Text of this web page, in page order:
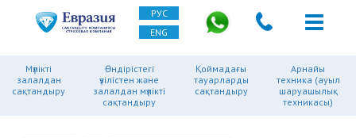
РУС
ENG
Мүлікті
залалдан
сақтандыру
Өндірістегі
үзілістен және
залалдан мүлікті
сақтандыру
Қоймадағы
тауарларды
сақтандыру
Арнайы
техника (ауыл
шаруашылық
техникасы)